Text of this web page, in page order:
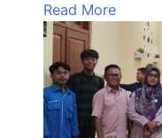
Read More